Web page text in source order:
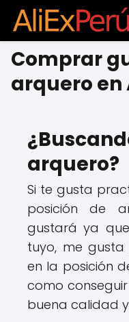
Comprar
arquero en
arquero?
Si te gusta
posición de
gustará ya
tuyo, me
en la posición
como conseguir
buena calidad